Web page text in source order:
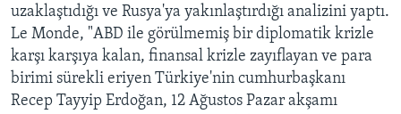
uzaklaştıdığı ve Rusya'ya yakınlaştırdığı analizini yaptı.
Le Monde, "ABD ile görülmemiş bir diplomatik krizle
karşı karşıya kalan, finansal krizle zayıflayan ve para
birimi sürekli eriyen Türkiye'nin cumhurbaşkanı
Recep Tayyip Erdoğan, 12 Ağustos Pazar akşamı